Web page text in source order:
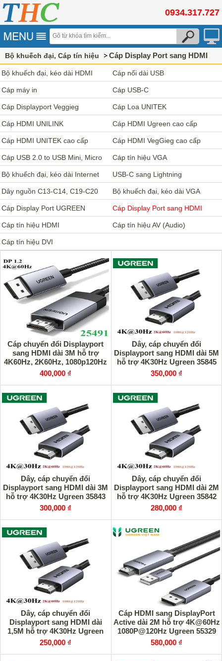
0934.317.727
Bộ khuếch đại, Cáp tín hiệu Cáp Display Port sang HDMI
Bộ khuếch đại, kéo dài HDMI Cáp nối dài USB
Cáp máy in Cáp USB-C
Cáp Displayport Veggieg Cáp Loa UNITEK
Cáp HDMI UNILINK Cáp HDMI Ugreen cao cấp
Cáp HDMI UNITEK cao cấp Cáp HDMI VegGieg cao cấp
Cáp USB 2.0 to USB Mini, Micro Cáp tín hiệu VGA
Bộ khuếch đại, kéo dài Internet USB-C sang Lightning
Dây nguồn C13-C14, C19-C20 Bộ khuếch đại, kéo dài VGA
Cáp Display Port UGREEN Cáp Display Port sang HDMI
Cáp tín hiệu HDMI Cáp tín hiệu AV (Audio)
Cáp tín hiệu DVI
Cáp chuyển đổi Displayport
sang HDMI dài 3M hỗ trợ
4K60Hz, 2K60Hz, 1080p120Hz
Ugreen 25491 cao cấp
400,000 ₫
Dây, cáp chuyển đổi
Displayport sang HDMI dài 5M
hỗ trợ 4K30Hz Ugreen 35845
cao cấp
350,000 ₫
Dây, cáp chuyển đổi
Displayport sang HDMI dài 3M
hỗ trợ 4K30Hz Ugreen 35843
cao cấp
300,000 ₫
Dây, cáp chuyển đổi
Displayport sang HDMI dài 2M
hỗ trợ 4K30Hz Ugreen 35842
cao cấp
280,000 ₫
Dây, cáp chuyển đổi
Displayport sang HDMI dài
1,5M hỗ trợ 4K30Hz Ugreen
35841 cao cấp
250,000 ₫
Cáp HDMI sang DisplayPort
Active dài 2M hỗ trợ 4K@60Hz
1080P@120Hz Ugreen 55329
cao cấp
580,000 ₫